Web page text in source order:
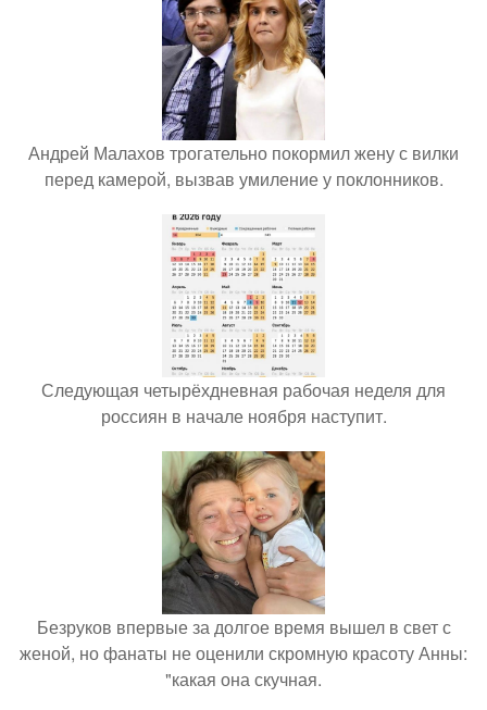
Андрей Малахов трогательно покормил жену с вилки
перед камерой, вызвав умиление у поклонников.
Следующая четырёхдневная рабочая неделя для
россиян в начале ноября наступит.
Безруков впервые за долгое время вышел в свет с
женой, но фанаты не оценили скромную красоту Анны:
"какая она скучная.